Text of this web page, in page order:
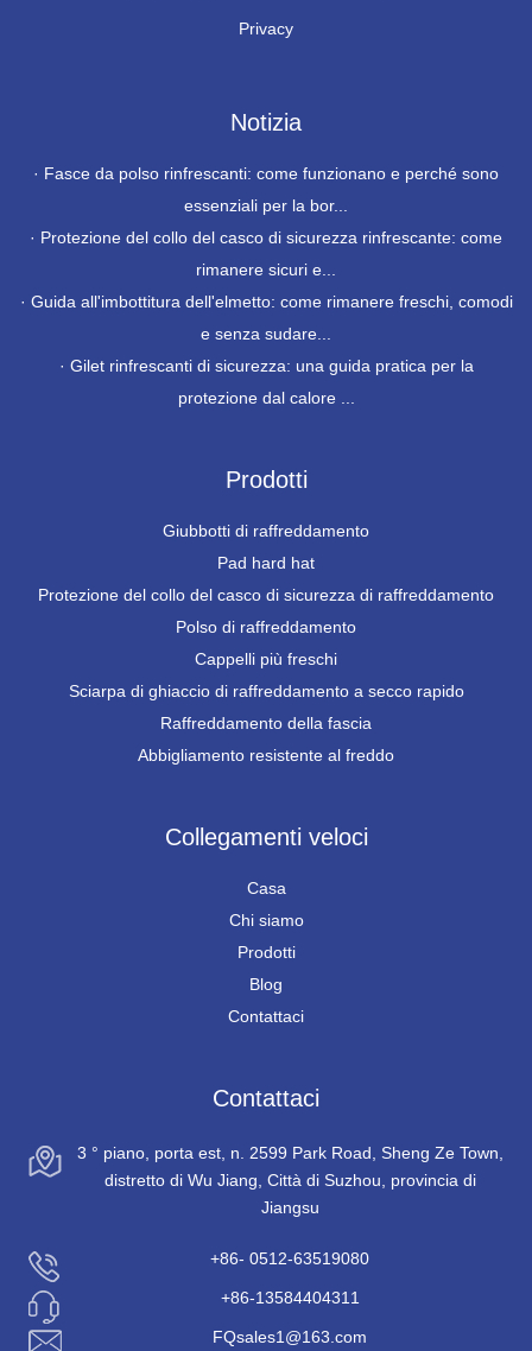
Privacy
Notizia
· Fasce da polso rinfrescanti: come funzionano e perché sono
essenziali per la bor...
· Protezione del collo del casco di sicurezza rinfrescante: come
rimanere sicuri e...
· Guida all'imbottitura dell'elmetto: come rimanere freschi, comodi
e senza sudare...
· Gilet rinfrescanti di sicurezza: una guida pratica per la
protezione dal calore ...
Prodotti
Giubbotti di raffreddamento
Pad hard hat
Protezione del collo del casco di sicurezza di raffreddamento
Polso di raffreddamento
Cappelli più freschi
Sciarpa di ghiaccio di raffreddamento a secco rapido
Raffreddamento della fascia
Abbigliamento resistente al freddo
Collegamenti veloci
Casa
Chi siamo
Prodotti
Blog
Contattaci
Contattaci
3 ° piano, porta est, n. 2599 Park Road, Sheng Ze Town,
distretto di Wu Jiang, Città di Suzhou, provincia di
Jiangsu
+86- 0512-63519080
+86-13584404311
FQsales1@163.com